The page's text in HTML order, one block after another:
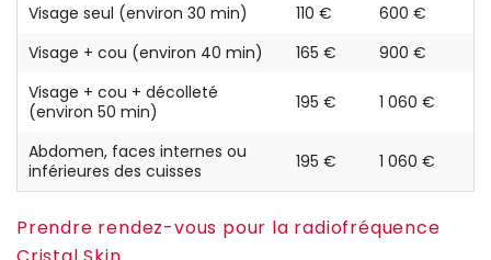
Visage seul (environ 30 min)
110 €
600 €
Visage + cou (environ 40 min)
165 €
900 €
Visage + cou + décolleté
(environ 50 min)
195 € 1 060 €
Abdomen, faces internes ou
inférieures des cuisses
195 € 1 060 €
Prendre rendez-vous pour la radiofréquence